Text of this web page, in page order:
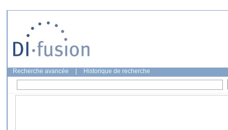
Recherche avancée Historique de recherche